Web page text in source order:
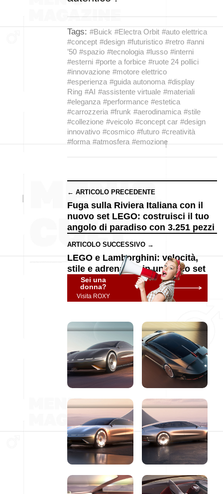
Tags: #Buick #Electra Orbit #auto elettrica
#concept #design #futuristico #retro #anni
’50 #spazio #tecnologia #lusso #interni
#esterni #porte a forbice #ruote 24 pollici
#innovazione #motore elettrico
#esperienza #guida autonoma #display
Ring #AI #assistente virtuale #materiali
#eleganza #performance #estetica
#carrozzeria #frunk #aerodinamica #stile
#collezione #veicolo #concept car #design
innovativo #cosmico #futuro #creatività
#forma #atmosfera #emozione
← ARTICOLO PRECEDENTE
Fuga sulla Riviera Italiana con il
nuovo set LEGO: costruisci il tuo
angolo di paradiso con 3.251 pezzi
ARTICOLO SUCCESSIVO →
LEGO e Lamborghini: velocità,
stile e adrenalina in un unico set
Sei una
donna?
Visita ROXY